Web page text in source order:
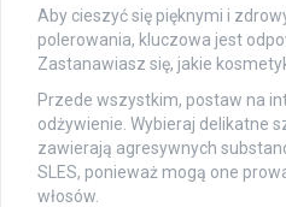
Aby cieszyć się pięknymi i
polerowania, kluczowa jest
Zastanawiasz się, jakie
Przede wszystkim, postaw na
odżywienie. Wybieraj delikatne
zawierają agresywnych
SLES, ponieważ mogą one
włosów.